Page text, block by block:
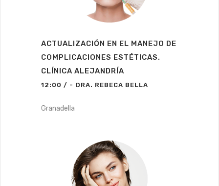
ACTUALIZACIÓN EN EL MANEJO DE
COMPLICACIONES ESTÉTICAS.
CLÍNICA ALEJANDRÍA
12:00 / - DRA. REBECA BELLA
Granadella